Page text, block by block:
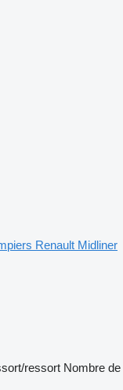
Renault Midliner
ressort Nombre de